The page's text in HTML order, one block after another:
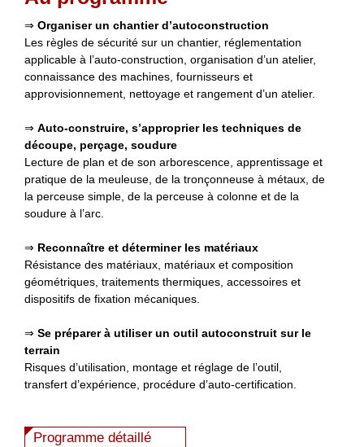
⇒ Organiser un chantier d’autoconstruction
Les règles de sécurité sur un chantier, réglementation
applicable à l’auto-construction, organisation d’un atelier,
connaissance des machines, fournisseurs et
approvisionnement, nettoyage et rangement d’un atelier.
⇒ Auto-construire, s’approprier les techniques de
découpe, perçage, soudure
Lecture de plan et de son arborescence, apprentissage et
pratique de la meuleuse, de la tronçonneuse à métaux, de
la perceuse simple, de la perceuse à colonne et de la
soudure à l’arc.
⇒ Reconnaître et déterminer les matériaux
Résistance des matériaux, matériaux et composition
géométriques, traitements thermiques, accessoires et
dispositifs de fixation mécaniques.
⇒ Se préparer à utiliserun outil autoconstruit sur le
terrain
Risques d’utilisation, montage et réglage de l’outil,
transfert d’expérience, procédure d’auto-certification.
Programme détaillé